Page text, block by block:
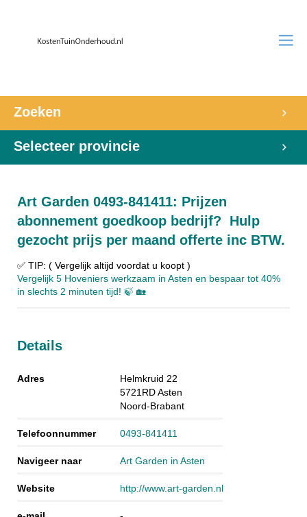
Zoeken
Selecteer provincie
Art Garden 0493-841411: Prijzen
abonnement goedkoop bedrijf? Hulp
gezocht prijs per maand offerte inc BTW.
✅ TIP: ( Vergelijk altijd voordat u koopt )
Vergelijk 5 Hoveniers werkzaam in Asten en bespaar tot 40%
in slechts 2 minuten tijd! 🍃 🏡
Details
Adres
Helmkruid 22
5721RDAsten
Noord-Brabant
Telefoonnummer 0493-841411
Navigeer naar Art Garden in Asten
Website http://www.art-garden.nl